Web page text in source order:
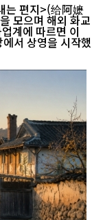
는 편지>(给阿嬷
모으며 해외 화교
서 상영을 시작했